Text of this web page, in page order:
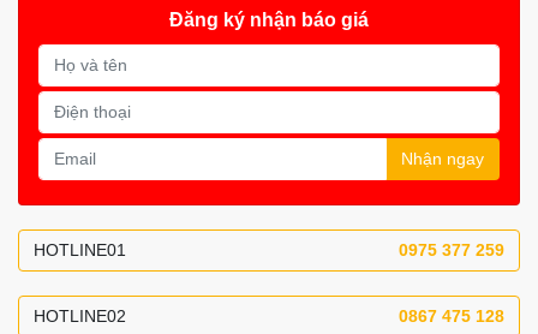
Đăng ký nhận báo giá
Nhận ngay
HOTLINE01 0975 377 259
HOTLINE02 0867 475 128